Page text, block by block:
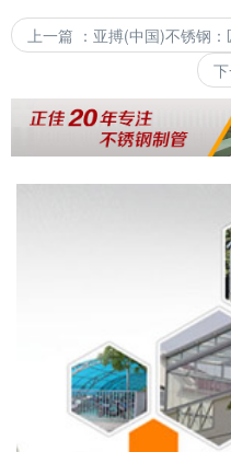
上一篇 ： 亚搏(中国)不锈钢：